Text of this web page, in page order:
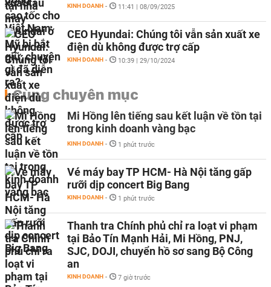
KINH DOANH - 11:41 | 08/09/2025
CEO Hyundai: Chúng tôi vẫn sản xuất xe
điện dù không được trợ cấp
KINH DOANH - 10:39 | 29/10/2024
Cùng chuyên mục
Mi Hồng lên tiếng sau kết luận về tồn tại
trong kinh doanh vàng bạc
KINH DOANH - 1 phút trước
Vé máy bay TP HCM- Hà Nội tăng gấp
rưỡi dịp concert Big Bang
KINH DOANH - 1 phút trước
Thanh tra Chính phủ chỉ ra loạt vi phạm
tại Bảo Tín Mạnh Hải, Mi Hồng, PNJ,
SJC, DOJI, chuyển hồ sơ sang Bộ Công
an
KINH DOANH - 7 giờ trước